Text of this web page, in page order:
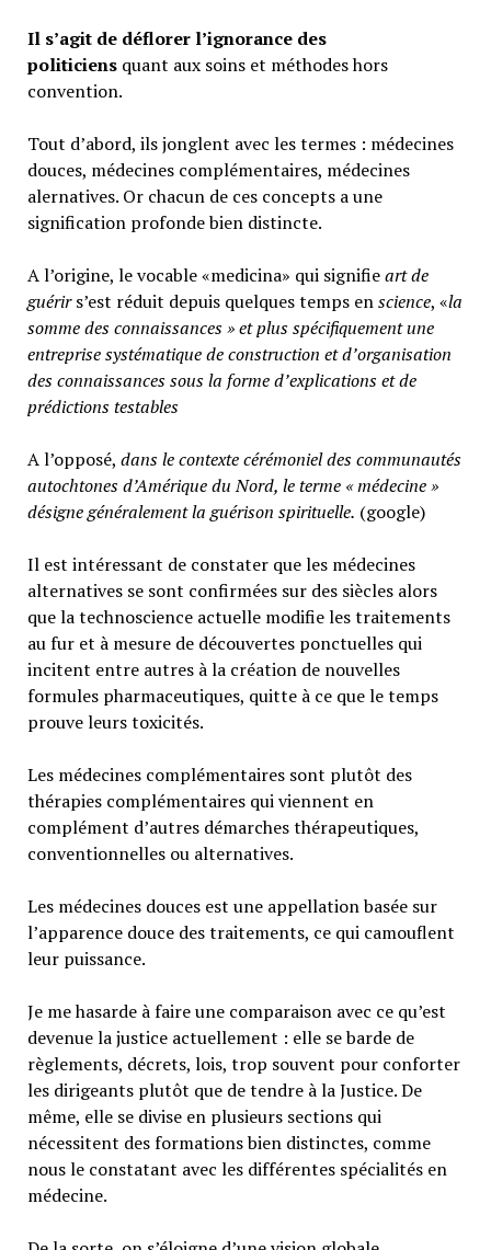
Il s’agit de déflorer l’ignorance des
politiciensquant aux soins et méthodes hors
convention.
Tout d’abord, ils jonglent avec les termes : médecines
douces, médecines complémentaires, médecines
alernatives. Or chacun de ces concepts a une
signification profonde bien distincte.
A l’origine, le vocable «medicina» qui signifieart de
guérirs’est réduit depuis quelques temps enscience, «la
somme des connaissances » et plus spécifiquement une
entreprise systématique de construction et d’organisation
des connaissances sous la forme d’explications et de
prédictions testables
A l’opposé, dans le contexte cérémoniel des communautés
autochtones d’Amérique du Nord, le terme « médecine »
désigne généralementla guérison spirituelle. (google)
Il est intéressant de constater que les médecines
alternatives se sont confirmées sur des siècles alors
que la technoscience actuelle modifie les traitements
au fur et à mesure de découvertes ponctuelles qui
incitent entre autres à la création de nouvelles
formules pharmaceutiques, quitte à ce que le temps
prouve leurs toxicités.
Les médecines complémentaires sont plutôt des
thérapies complémentaires qui viennent en
complément d’autres démarches thérapeutiques,
conventionnelles ou alternatives.
Les médecines douces est une appellation basée sur
l’apparence douce des traitements, ce qui camouflent
leur puissance.
Je me hasarde à faire une comparaison avec ce qu’est
devenue la justice actuellement : elle se barde de
règlements, décrets, lois, trop souvent pour conforter
les dirigeants plutôt que de tendre à la Justice. De
même, elle se divise en plusieurs sections qui
nécessitent des formations bien distinctes, comme
nous le constatant avec les différentes spécialités en
médecine.